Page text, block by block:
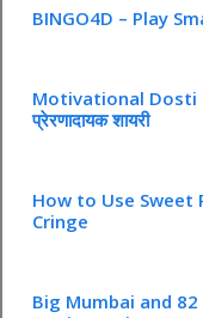
BINGO4D – Play
Motivational Dosti
प्रेरणादायक शायरी
How to Use Sweet
Cringe
Big Mumbai and